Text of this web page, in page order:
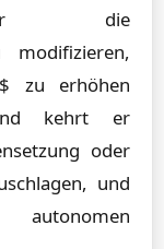
oder die
modifizieren,
zu erhöhen
kehrt er
oder
und